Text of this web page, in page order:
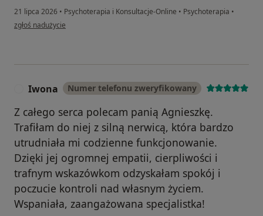
21 lipca 2026 • Psychoterapia i Konsultacje-Online • Psychoterapia •
w opinii użytkownika Martyna
zgłoś nadużycie
Iwona Numer telefonu zweryfikowany
Z całego serca polecam panią Agnieszkę.
Trafiłam do niej z silną nerwicą, która bardzo
utrudniała mi codzienne funkcjonowanie.
Dzięki jej ogromnej empatii, cierpliwości i
trafnym wskazówkom odzyskałam spokój i
poczucie kontroli nad własnym życiem.
Wspaniała, zaangażowana specjalistka!